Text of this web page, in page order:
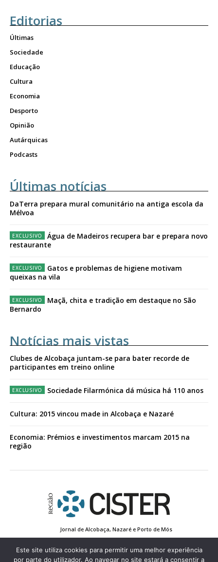
Editorias
Últimas
Sociedade
Educação
Cultura
Economia
Desporto
Opinião
Autárquicas
Podcasts
Últimas notícias
DaTerra prepara mural comunitário na antiga escola da
Mélvoa
Água de Madeiros recupera bar e prepara novo
restaurante
Gatos e problemas de higiene motivam
queixas na vila
Maçã, chita e tradição em destaque no São
Bernardo
Notícias mais vistas
Clubes de Alcobaça juntam-se para bater recorde de
participantes em treino online
Sociedade Filarmónica dá música há 110 anos
Cultura: 2015 vincou made in Alcobaça e Nazaré
Economia: Prémios e investimentos marcam 2015 na
região
Jornal de Alcobaça, Nazaré e Porto de Mós
Estatuto Editorial
Contactos
Política de Privacidade
Conta de Registo
Edição Impressa
Este site utiliza cookies para permitir uma melhor experiência
por parte do utilizador. Ao navegar no site estará a consentir a